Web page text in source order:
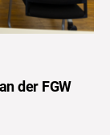
der FGW